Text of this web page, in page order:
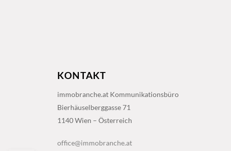
KONTAKT
immobranche.at Kommunikationsbüro
Bierhäuselberggasse 71
1140 Wien – Österreich
office@immobranche.at